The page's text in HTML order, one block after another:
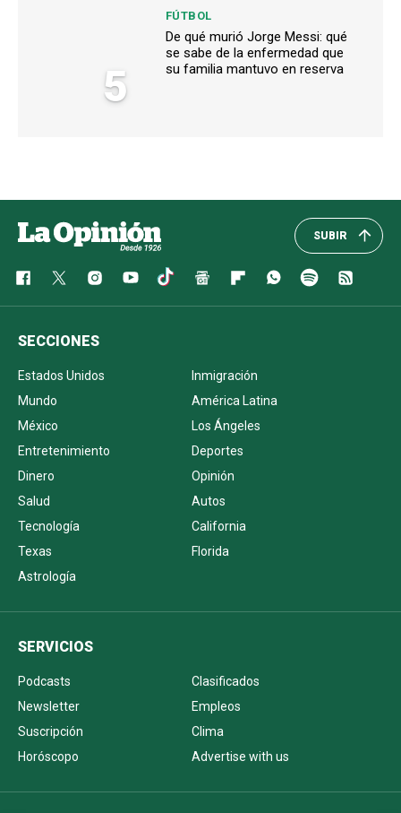
5
FÚTBOL
De qué murió Jorge Messi: qué
se sabe de la enfermedad que
su familia mantuvo en reserva
SUBIR
SECCIONES
Estados Unidos
Inmigración
Mundo
América Latina
México
Los Ángeles
Entretenimiento
Deportes
Dinero
Opinión
Salud
Autos
Tecnología
California
Texas
Florida
Astrología
SERVICIOS
Podcasts
Clasificados
Newsletter
Empleos
Suscripción
Clima
Horóscopo
Advertise with us